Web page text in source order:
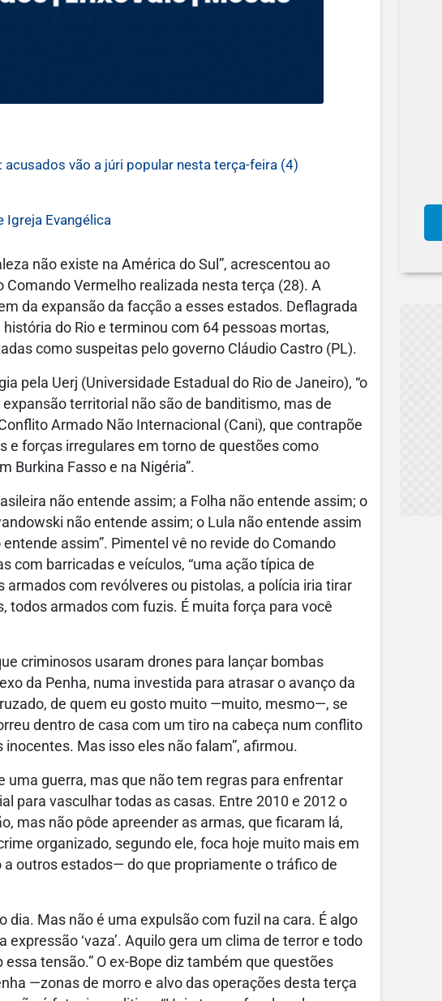
vão a júri popular nesta terça-feira (4)
Evangélica
não existe na América do Sul”, acrescentou ao
Vermelho realizada nesta terça (28). A
da expansão da facção a esses estados. Deflagrada
do Rio e terminou com 64 pessoas mortas,
como suspeitas pelo governo Cláudio Castro (PL).
pela Uerj (Universidade Estadual do Rio de Janeiro), “o
territorial não são de banditismo, mas de
Armado Não Internacional (Cani), que contrapõe
e forças irregulares em torno de questões como
Burkina Fasso e na Nigéria”.
não entende assim; a Folha não entende assim; o
não entende assim; o Lula não entende assim
assim”. Pimentel vê no revide do Comando
com barricadas e veículos, “uma ação típica de
armados com revólveres ou pistolas, a polícia iria tirar
todos armados com fuzis. É muita força para você
criminosos usaram drones para lançar bombas
da Penha, numa investida para atrasar o avanço da
de quem eu gosto muito —muito, mesmo—, se
dentro de casa com um tiro na cabeça num conflito
Mas isso eles não falam”, afirmou.
uma guerra, mas que não tem regras para enfrentar
para vasculhar todas as casas. Entre 2010 e 2012 o
mas não pôde apreender as armas, que ficaram lá,
organizado, segundo ele, foca hoje muito mais em
outros estados— do que propriamente o tráfico de
dia. Mas não é uma expulsão com fuzil na cara. É algo
‘vaza’. Aquilo gera um clima de terror e todo
tensão.” O ex-Bope diz também que questões
—zonas de morro e alvo das operações desta terça